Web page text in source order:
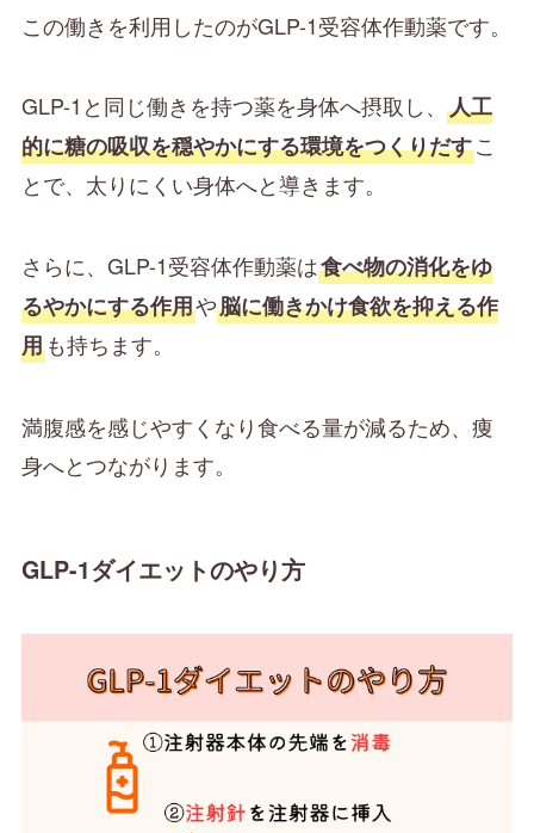
この働きを利用したのがGLP-1受容体作動薬です。
GLP-1と同じ働きを持つ薬を身体へ摂取し、 人工
的に糖の吸収を穏やかにする環境をつくりだすこ
とで、太りにくい身体へと導きます。
さらに、GLP-1受容体作動薬は食べ物の消化をゆ
るやかにする作用や脳に働きかけ食欲を抑える作
用も持ちます。
満腹感を感じやすくなり食べる量が減るため、痩
身へとつながります。
GLP-1ダイエットのやり方